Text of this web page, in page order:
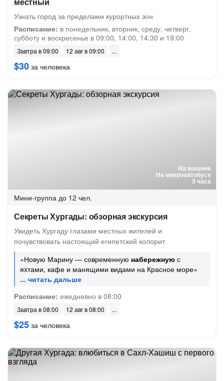
Узнать город за пределами курортных зон
Расписание: в понедельник, вторник, среду, четверг,
субботу и воскресенье в 09:00, 14:00, 14:30 и 19:00
Завтра в 09:00 12 авг в 09:00
$30 за человека
На машине
На микроавтобусе
3 часа
Мини-группа до 12 чел.
Секреты Хургады: обзорная экскурсия
Увидеть Хургаду глазами местных жителей и
почувствовать настоящий египетский колорит
«Новую Марину — современную набережную с
яхтами, кафе и манящими видами на Красное море»
Расписание: ежедневно в 08:00
Завтра в 08:00 12 авг в 08:00
$25 за человека